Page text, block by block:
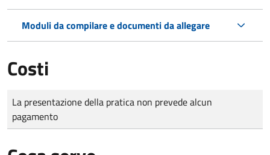
Moduli da compilare e documenti da allegare
Costi
Tipo di pagamento
Importo
La presentazione della pratica non prevede alcun
pagamento